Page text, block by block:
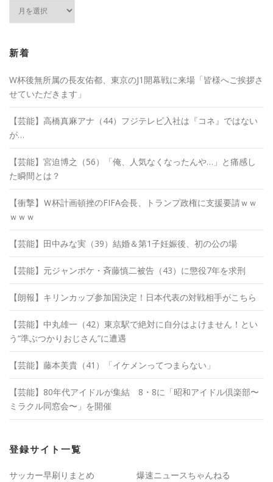
ブ
新着
W杯後無所属の長友佑都、東京のJ1開幕戦に来場「皆様へご挨拶さ
せていただきます」
【芸能】高橋真麻アナ（44）フジテレビ入社は『コネ』ではない
が…
【芸能】宮迫博之（56）「俺、人気なくなったんや…」と痛感し
た瞬間とは？
【衝撃】Ｗ杯計画頓挫のFIFA会長、トランプ政権に支援要請ｗｗ
ｗｗｗ
【芸能】田中みな実（39）結婚＆第1子妊娠後、初の公の場
【芸能】元ジャンポケ・斉藤慎二被告（43）に懲役7年を求刑
【朗報】キリンカップ参加国決定！日本代表の対戦相手がこちら
【芸能】中丸雄一（42）東京駅で絶対に自分はよけません！とい
う“準ぶつかりおじさん”に遭遇
【芸能】藤本美貴（41）「イケメンってつまらない」
【芸能】80年代アイドルが集結 8・8に「昭和アイドル倶楽部〜
ミラクル同窓会〜」を開催
登録サイト一覧
サッカー早刷りまとめ 爆速ニュースちゃんねる